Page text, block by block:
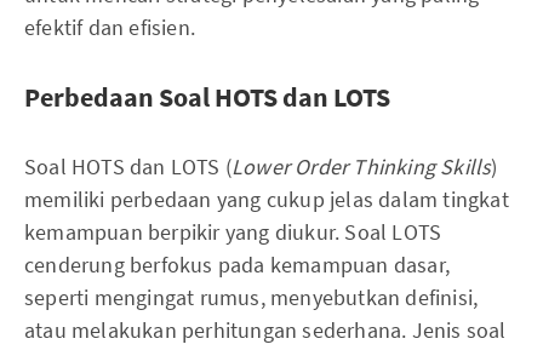
efektif dan efisien.
Perbedaan Soal HOTS dan LOTS
Soal HOTS dan LOTS (Lower Order Thinking Skills)
memiliki perbedaan yang cukup jelas dalam tingkat
kemampuan berpikir yang diukur. Soal LOTS
cenderung berfokus pada kemampuan dasar,
seperti mengingat rumus, menyebutkan definisi,
atau melakukan perhitungan sederhana. Jenis soal